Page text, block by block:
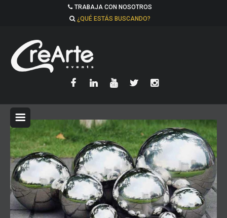
TRABAJA CON NOSOTROS
¿QUÉ ESTÁS BUSCANDO?